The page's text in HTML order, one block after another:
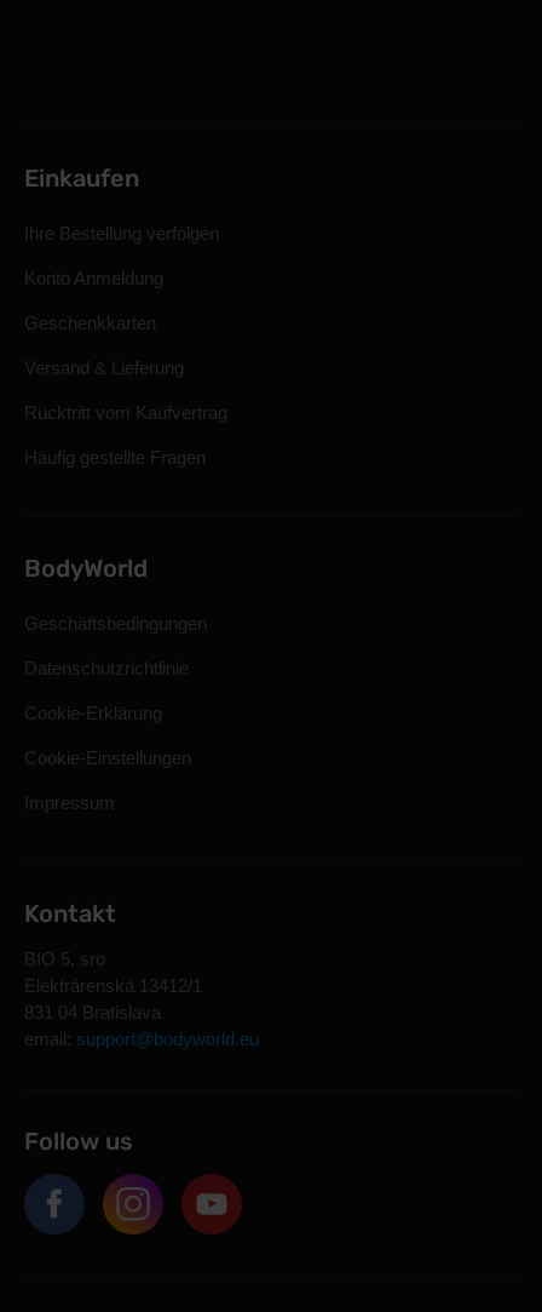
Einkaufen
Ihre Bestellung verfolgen
Konto Anmeldung
Geschenkkarten
Versand & Lieferung
Rücktritt vom Kaufvertrag
Häufig gestellte Fragen
BodyWorld
Geschäftsbedingungen
Datenschutzrichtlinie
Cookie-Erklärung
Cookie-Einstellungen
Impressum
Kontakt
BIO 5, sro
Elektrárenská 13412/1
831 04 Bratislava
email: support@bodyworld.eu
Follow us